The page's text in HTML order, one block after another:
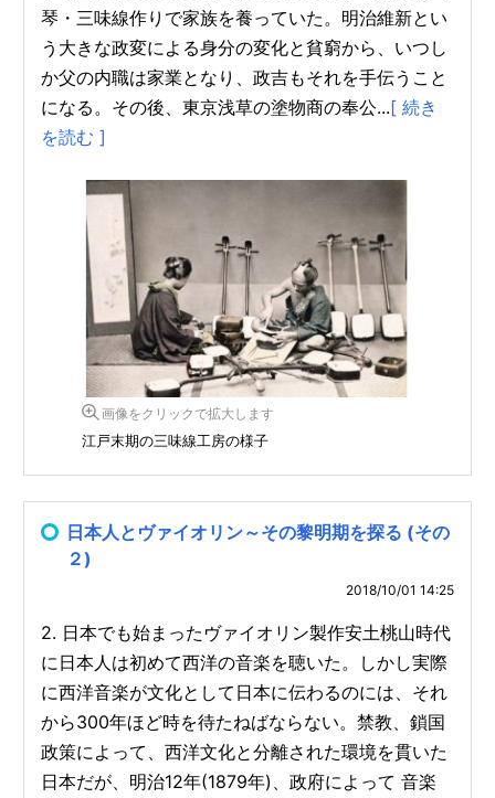
琴・三味線作りで家族を養っていた。明治維新とい
う大きな政変による身分の変化と貧窮から、いつし
か父の内職は家業となり、政吉もそれを手伝うこと
になる。その後、東京浅草の塗物商の奉公...[ 続き
を読む ]
画像をクリックで拡大します
江戸末期の三味線工房の様子
日本人とヴァイオリン～その黎明期を探る (その
２)
2018/10/01 14:25
2. 日本でも始まったヴァイオリン製作安土桃山時代
に日本人は初めて西洋の音楽を聴いた。しかし実際
に西洋音楽が文化として日本に伝わるのには、それ
から300年ほど時を待たねばならない。禁教、鎖国
政策によって、西洋文化と分離された環境を貫いた
日本だが、明治12年(1879年)、政府によって 音楽